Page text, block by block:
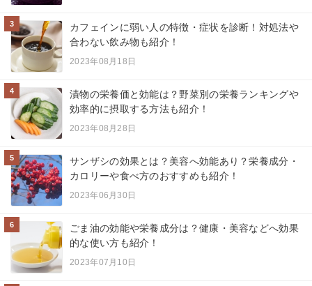
3
カフェインに弱い人の特徴・症状を診断！対処法や
合わない飲み物も紹介！
2023年08月18日
4
漬物の栄養価と効能は？野菜別の栄養ランキングや
効率的に摂取する方法も紹介！
2023年08月28日
5
サンザシの効果とは？美容へ効能あり？栄養成分・
カロリーや食べ方のおすすめも紹介！
2023年06月30日
6
ごま油の効能や栄養成分は？健康・美容などへ効果
的な使い方も紹介！
2023年07月10日